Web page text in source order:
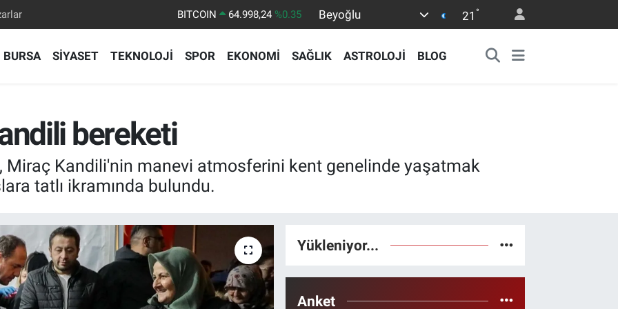
DOLAR 47,7436 %0.18
Beyoğlu 21 °
BURSA SİYASET TEKNOLOJİ SPOR EKONOMİ SAĞLIK ASTROLOJİ BLOG
bereketi
Miraç Kandili'nin manevi atmosferini kent genelinde yaşatmak
tatlı ikramında bulundu.
Yükleniyor...
Anket